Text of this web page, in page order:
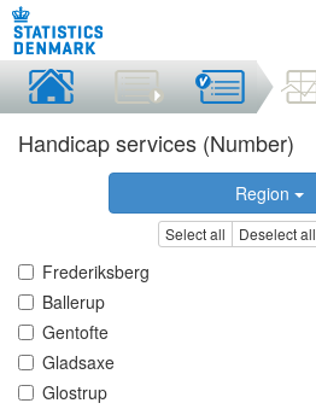
Handicap services (Number)
Region
Select all Deselect all
Frederiksberg
Ballerup
Gentofte
Gladsaxe
Glostrup